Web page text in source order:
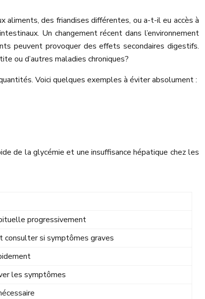
aliments, des friandises différentes, ou a-t-il eu accès à
Un changement récent dans l’environnement
peuvent provoquer des effets secondaires digestifs.
ou d’autres maladies chroniques?
Voici quelques exemples à éviter absolument :
de la glycémie et une insuffisance hépatique chez les
progressivement
si symptômes graves
les symptômes